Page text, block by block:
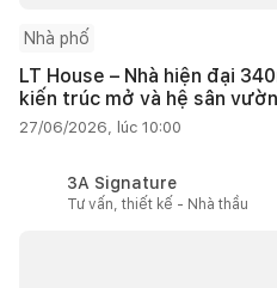
Nhà phố
LT House – Nhà hiện đại
kiến trúc mở và hệ sân
27/06/2026, lúc 10:00
3A Signature
Tư vấn, thiết kế - Nhà thầu